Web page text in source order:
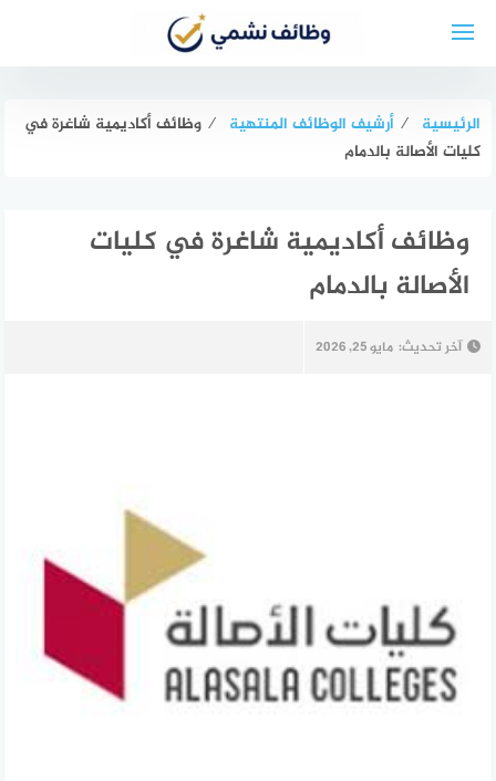
الرئيسية ⁄ أرشيف الوظائف المنتهية ⁄ وظائف أكاديمية شاغرة في
كليات الأصالة بالدمام
وظائف أكاديمية شاغرة في كليات
الأصالة بالدمام
آخر تحديث: مايو 25, 2026